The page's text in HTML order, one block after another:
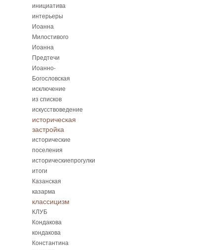
инициатива
интерьеры
Иоанна
Милостивого
Иоанна
Предтечи
Иоанно-
Богословская
исключение
из списков
искусствоведение
историческая
застройка
исторические
поселения
историческиепрогулки
итоги
Казанская
казарма
классицизм
КЛУБ
Кондакова
кондакова
Константина